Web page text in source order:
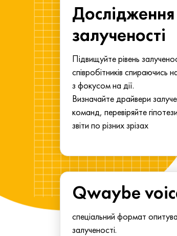
Дослідження
залученості
Підвищуйте рівень
співробітників спираючись
з фокусом на дії.
Визначайте драйвери
команд, перевіряйте
звіти по різних зрізах
Qwaybe
спеціальний формат
залученості.